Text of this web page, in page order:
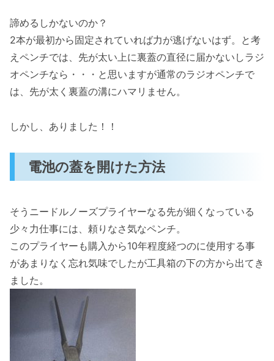
諦めるしかないのか？
2本が最初から固定されていれば力が逃げないはず。と考
えペンチでは、先が太い上に裏蓋の直径に届かないしラジ
オペンチなら・・・と思いますが通常のラジオペンチで
は、先が太く裏蓋の溝にハマリません。
しかし、ありました！！
電池の蓋を開けた方法
そうニードルノーズプライヤーなる先が細くなっている
少々力仕事には、頼りなさ気なペンチ。
このプライヤーも購入から10年程度経つのに使用する事
があまりなく忘れ気味でしたが工具箱の下の方から出てき
ました。